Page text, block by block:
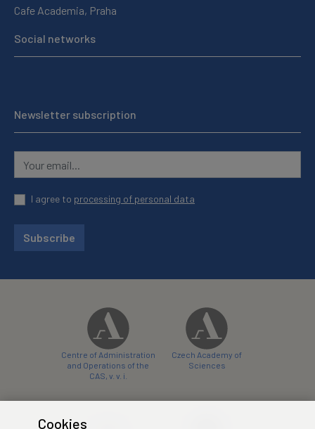
Cafe Academia, Praha
Social networks
Newsletter subscription
I agree to processing of personal data
Subscribe
Centre of Administration
and Operations of the
CAS, v. v. i.
Czech Academy of
Sciences
Cookies